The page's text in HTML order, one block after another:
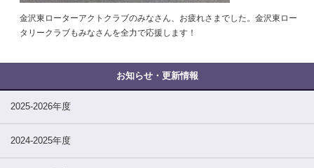
金沢東ローターアクトクラブのみなさん、お疲れさまでした。金沢東ロー
タリークラブもみなさんを全力で応援します！
2025-2026年度
2024-2025年度